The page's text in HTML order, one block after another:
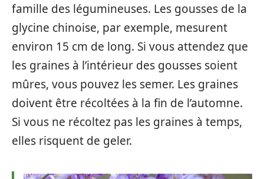
famille des légumineuses. Les gousses de la
glycine chinoise, par exemple, mesurent
environ 15 cm de long. Si vous attendez que
les graines à l’intérieur des gousses soient
mûres, vous pouvez les semer. Les graines
doivent être récoltées à la fin de l’automne.
Si vous ne récoltez pas les graines à temps,
elles risquent de geler.